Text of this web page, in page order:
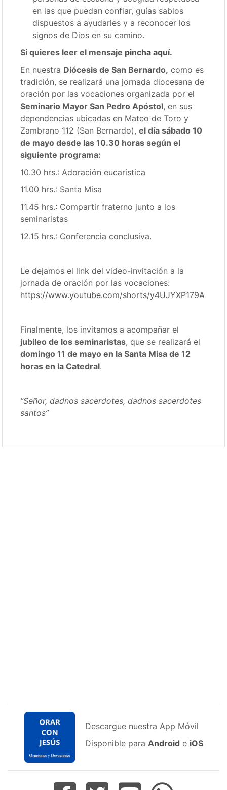
en las que puedan confiar, guías sabios
dispuestos a ayudarles y a reconocer los
signos de Dios en su camino.
Si quieres leer el mensaje pincha aquí.
En nuestra Diócesis de San Bernardo, como es
tradición, se realizará una jornada diocesana de
oración por las vocaciones organizada por el
Seminario Mayor San Pedro Apóstol, en sus
dependencias ubicadas en Mateo de Toro y
Zambrano 112 (San Bernardo),el día sábado 10
de mayo desde las 10.30 horas según el
siguiente programa:
10.30 hrs.: Adoración eucarística
11.00 hrs.: Santa Misa
11.45 hrs.: Compartir fraterno junto a los
seminaristas
12.15 hrs.: Conferencia conclusiva.
Le dejamos el link del video-invitación a la
jornada de oración por las vocaciones:
https://www.youtube.com/shorts/y4UJYXP179A
Finalmente, los invitamos a acompañar el
jubileo de los seminaristas, que se realizará el
domingo 11 de mayo en la Santa Misa de 12
horas en la Catedral.
“Señor, dadnos sacerdotes, dadnos sacerdotes
santos”
Descargue nuestra App Móvil
Disponible para Android e iOS